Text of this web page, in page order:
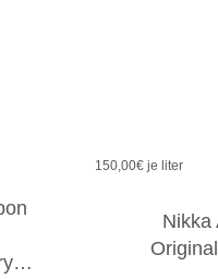
150,00€ je liter
Nikka